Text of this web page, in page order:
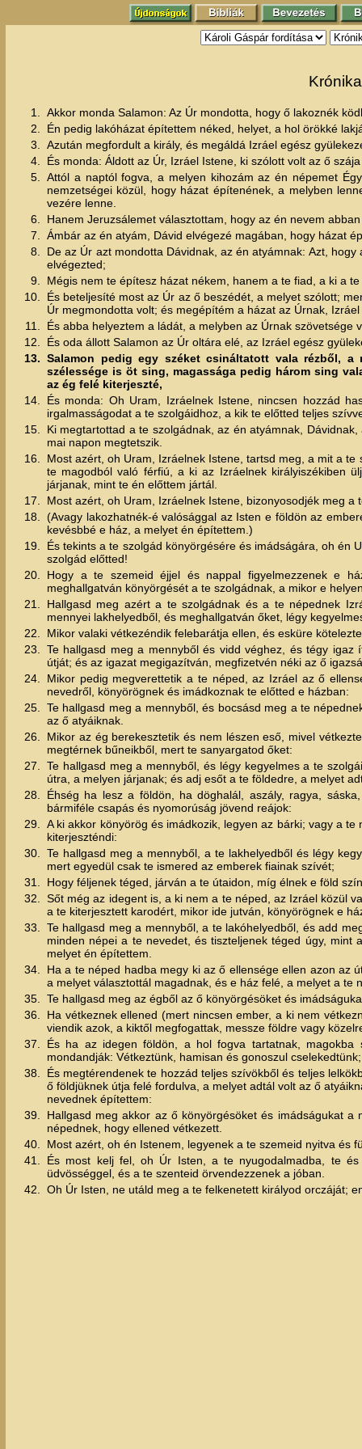
1.
Akkor monda Salamon: Az Úr mondotta, hogy ő lakoznék
2.
Én pedig lakóházat építettem néked, helyet, a hol örökké
3.
Azután megfordult a király, és megáldá Izráel egész
4.
És monda: Áldott az Úr, Izráel Istene, ki szólott volt az ő
5.
Attól a naptól fogva, a melyen kihozám az én népemet
nemzetségei közül, hogy házat építenének, a melyben
vezére lenne.
6.
Hanem Jeruzsálemet választottam, hogy az én nevem
7.
Ámbár az én atyám, Dávid elvégezé magában, hogy házat
8.
De az Úr azt mondotta Dávidnak, az én atyámnak: Azt,
elvégezted;
9.
Mégis nem te építesz házat nékem, hanem a te fiad, a ki a
10.
És beteljesíté most az Úr az ő beszédét, a melyet szólott;
Úr megmondotta volt; és megépítém a házat az Úrnak,
11.
És abba helyeztem a ládát, a melyben az Úrnak szövetsége
12.
És oda állott Salamon az Úr oltára elé, az Izráel egész
13. Salamon pedig egy széket csináltatott vala rézből,
szélessége is öt sing, magassága pedig három sing
az ég felé kiterjeszté,
14.
És monda: Oh Uram, Izráelnek Istene, nincsen hozzád
irgalmasságodat a te szolgáidhoz, a kik te előtted teljes
15.
Ki megtartottad a te szolgádnak, az én atyámnak,
mai napon megtetszik.
16.
Most azért, oh Uram, Izráelnek Istene, tartsd meg, a mit a
te magodból való férfiú, a ki az Izráelnek királyiszékiben
járjanak, mint te én előttem jártál.
17.
Most azért, oh Uram, Izráelnek Istene, bizonyosodjék meg
18.
(Avagy lakozhatnék-é valósággal az Isten e földön az
kevésbbé e ház, a melyet én építettem.)
19.
És tekints a te szolgád könyörgésére és imádságára, oh én
szolgád előtted!
20.
Hogy a te szemeid éjjel és nappal figyelmezzenek e
meghallgatván könyörgését a te szolgádnak, a mikor e
21.
Hallgasd meg azért a te szolgádnak és a te népednek
mennyei lakhelyedből, és meghallgatván őket, légy
22.
Mikor valaki vétkezéndik felebarátja ellen, és esküre
23.
Te hallgasd meg a mennyből és vidd véghez, és tégy
útját; és az igazat megigazítván, megfizetvén néki az ő
24.
Mikor pedig megverettetik a te néped, az Izráel az ő
nevedről, könyörögnek és imádkoznak te előtted e házban:
25.
Te hallgasd meg a mennyből, és bocsásd meg a te
az ő atyáiknak.
26.
Mikor az ég berekesztetik és nem lészen eső, mivel
megtérnek bűneikből, mert te sanyargatod őket:
27.
Te hallgasd meg a mennyből, és légy kegyelmes a te
útra, a melyen járjanak; és adj esőt a te földedre, a melyet
28.
Éhség ha lesz a földön, ha döghalál, aszály, ragya,
bármiféle csapás és nyomorúság jövend reájok:
29.
A ki akkor könyörög és imádkozik, legyen az bárki; vagy a
kiterjeszténdi:
30.
Te hallgasd meg a mennyből, a te lakhelyedből és légy
mert egyedül csak te ismered az emberek fiainak szívét;
31.
Hogy féljenek téged, járván a te útaidon, míg élnek e föld
32.
Sőt még az idegent is, a ki nem a te néped, az Izráel közül
a te kiterjesztett karodért, mikor ide jutván, könyörögnek e
33.
Te hallgasd meg a mennyből, a te lakóhelyedből, és add
minden népei a te nevedet, és tiszteljenek téged úgy,
melyet én építettem.
34.
Ha a te néped hadba megy ki az ő ellensége ellen azon az
a melyet választottál magadnak, és e ház felé, a melyet a te
35.
Te hallgasd meg az égből az ő könyörgésöket és
36.
Ha vétkeznek ellened (mert nincsen ember, a ki nem
viendik azok, a kiktől megfogattak, messze földre vagy
37.
És ha az idegen földön, a hol fogva tartatnak,
mondandják: Vétkeztünk, hamisan és gonoszul cselekedtünk;
38.
És megtérendenek te hozzád teljes szívökből és teljes
ő földjüknek útja felé fordulva, a melyet adtál volt az ő
nevednek építettem:
39.
Hallgasd meg akkor az ő könyörgésöket és imádságukat
népednek, hogy ellened vétkezett.
40.
Most azért, oh én Istenem, legyenek a te szemeid nyitva és
41.
És most kelj fel, oh Úr Isten, a te nyugodalmadba, te
üdvösséggel, és a te szenteid örvendezzenek a jóban.
42.
Oh Úr Isten, ne utáld meg a te felkenetett királyod orczáját;